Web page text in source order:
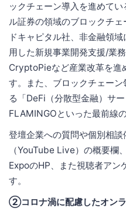
ックチェーン導入を進めて
ル証券の領域のブロックチ
ドキャピタル社、非金融領
用した新規事業開発支援/業
CryptoPieなど産業改革を進
す。また、ブロックチェー
る「DeFi（分散型金融）サ
FLAMINGOといった最前線
登壇企業への質問や個別相
（YouTube Live）の概要欄
ExpoのHP、また視聴者アン
す。
②コロナ渦に配慮したオン